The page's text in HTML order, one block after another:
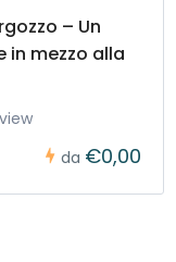
– Un
in mezzo alla
da €0,00